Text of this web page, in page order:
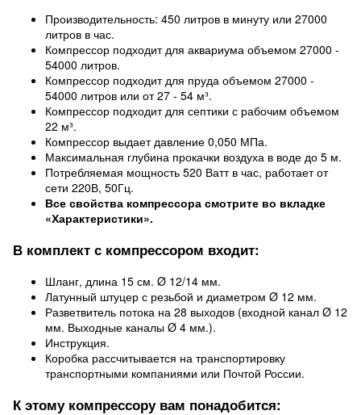
Производительность: 450 литров в минуту или 27000
литров в час.
Компрессор подходит для аквариума объемом 27000 -
54000 литров.
Компрессор подходит для пруда объемом 27000 -
54000 литров или от 27 - 54 м³.
Компрессор подходит для септики с рабочим объемом
22 м³.
Компрессор выдает давление 0,050 МПа.
Максимальная глубина прокачки воздуха в воде до 5 м.
Потребляемая мощность 520 Ватт в час, работает от
сети 220В, 50Гц.
Все свойства компрессора смотрите во вкладке
«Характеристики».
В комплект с компрессором входит:
Шланг, длина 15 см. Ø 12/14 мм.
Латунный штуцер с резьбой и диаметром Ø 12 мм.
Разветвитель потока на 28 выходов (входной канал Ø 12
мм. Выходные каналы Ø 4 мм.).
Инструкция.
Коробка рассчитывается на транспортировку
транспортными компаниями или Почтой России.
К этому компрессору вам понадобится: